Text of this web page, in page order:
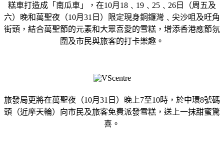
糕車打造成「南瓜車」，在10月18﹑19﹑25﹑26日（周五及
六）晚和萬聖夜（10月31日）限定現身銅鑼灣﹑尖沙咀及旺角
街頭，結合萬聖節的元素和大眾喜愛的雪糕，增添香港應節氛
圍及市民與旅客的打卡樂趣。
旅發局更將在萬聖夜（10月31日）晚上7至10時，於中環8號碼
頭（近摩天輪）向市民及旅客免費派發雪糕，送上一抹甜蜜驚
喜。